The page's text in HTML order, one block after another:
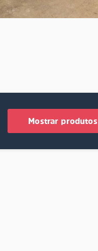
Mostrar produtos